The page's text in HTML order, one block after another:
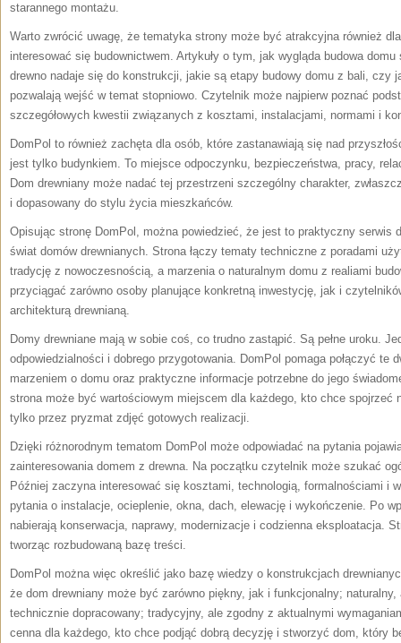
starannego montażu.
Warto zwrócić uwagę, że tematyka strony może być atrakcyjna również
interesować się budownictwem. Artykuły o tym, jak wygląda budowa
drewno nadaje się do konstrukcji, jakie są etapy budowy domu z bali, czy
pozwalają wejść w temat stopniowo. Czytelnik może najpierw poznać
szczegółowych kwestii związanych z kosztami, instalacjami, normami i
DomPol to również zachęta dla osób, które zastanawiają się nad
jest tylko budynkiem. To miejsce odpoczynku, bezpieczeństwa, pracy,
Dom drewniany może nadać tej przestrzeni szczególny charakter,
i dopasowany do stylu życia mieszkańców.
Opisując stronę DomPol, można powiedzieć, że jest to praktyczny
świat domów drewnianych. Strona łączy tematy techniczne z poradami
tradycję z nowoczesnością, a marzenia o naturalnym domu z realiami
przyciągać zarówno osoby planujące konkretną inwestycję, jak i
architekturą drewnianą.
Domy drewniane mają w sobie coś, co trudno zastąpić. Są pełne uroku.
odpowiedzialności i dobrego przygotowania. DomPol pomaga połączyć te
marzeniem o domu oraz praktyczne informacje potrzebne do jego
strona może być wartościowym miejscem dla każdego, kto chce spojrzeć
tylko przez pryzmat zdjęć gotowych realizacji.
Dzięki różnorodnym tematom DomPol może odpowiadać na pytania
zainteresowania domem z drewna. Na początku czytelnik może szukać
Później zaczyna interesować się kosztami, technologią, formalnościami i
pytania o instalacje, ocieplenie, okna, dach, elewację i wykończenie. Po
nabierają konserwacja, naprawy, modernizacje i codzienna eksploatacja.
tworząc rozbudowaną bazę treści.
DomPol można więc określić jako bazę wiedzy o konstrukcjach
że dom drewniany może być zarówno piękny, jak i funkcjonalny;
technicznie dopracowany; tradycyjny, ale zgodny z aktualnymi
cenna dla każdego, kto chce podjąć dobrą decyzję i stworzyć dom, który